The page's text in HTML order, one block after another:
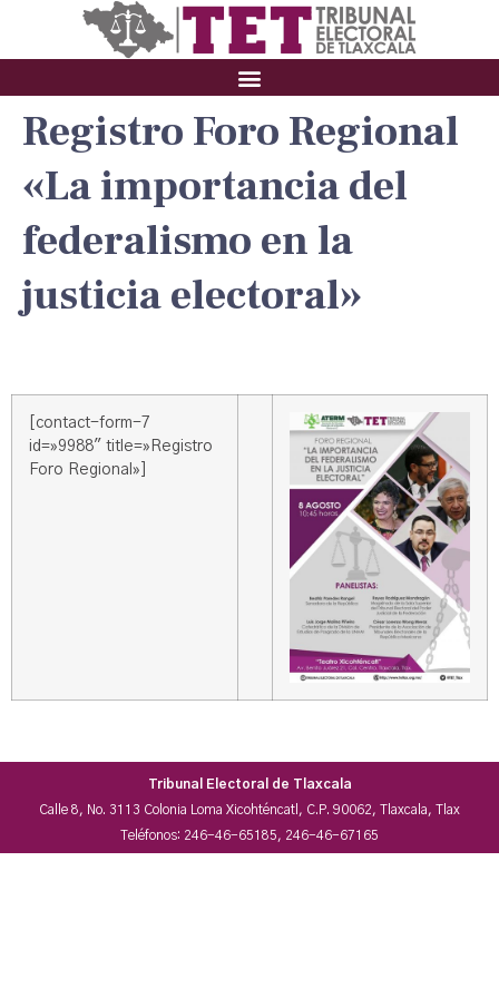
Registro Foro Regional
«La importancia del
federalismo en la
justicia electoral»
[contact-form-7
id=»9988″ title=»Registro
Foro Regional»]
Tribunal Electoral de Tlaxcala
Calle 8, No. 3113 Colonia Loma Xicohténcatl, C.P. 90062, Tlaxcala, Tlax
Teléfonos: 246-46-65185, 246-46-67165